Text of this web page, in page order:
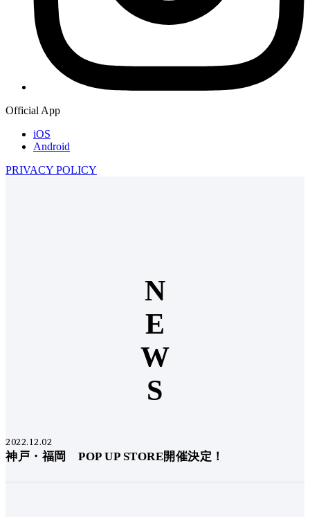
Official App
iOS
Android
PRIVACY POLICY
N
E
W
S
2022.12.02
神戸・福岡 POP UP STORE開催決定！